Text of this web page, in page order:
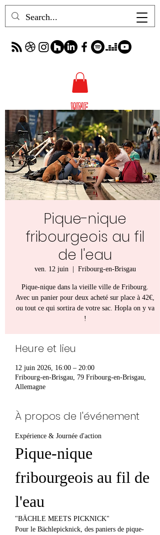
Pique-nique
fribourgeois au fil
de l'eau
ven. 12 juin
  |
Fribourg-en-Brisgau
Pique-nique dans la vieille ville de Fribourg.
Avec un panier pour deux acheté sur place à 42€,
ou tout ce qui sortira de votre sac. Hopla on y va
!
Heure et lieu
12 juin 2026, 16:00 – 20:00
Fribourg-en-Brisgau, 79 Fribourg-en-Brisgau,
Allemagne
À propos de l'événement
Expérience & Journée d'action
Pique-nique
fribourgeois au fil de
l'eau
"BÄCHLE MEETS PICKNICK"
Pour le Bächlepicknick, des paniers de pique-